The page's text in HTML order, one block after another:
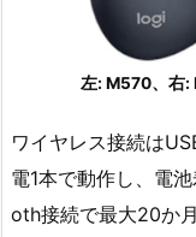
左: M570、右:
ワイヤレス接続は
電1本で動作し、電
oth接続で最大20か